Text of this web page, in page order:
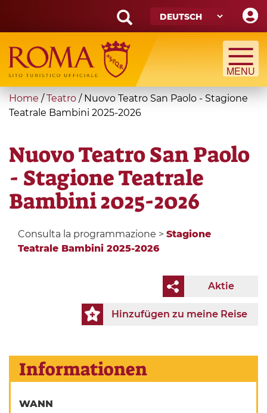
main
content
Search
form
Suche
You
are
Home / Teatro / Nuovo Teatro San Paolo - Stagione
Teatrale Bambini 2025-2026
Nuovo Teatro San Paolo
- Stagione Teatrale
Bambini 2025-2026
Consulta la programmazione > Stagione
Teatrale Bambini 2025-2026
Aktie
Hinzufügen zu meine Reise
Informationen
WANN